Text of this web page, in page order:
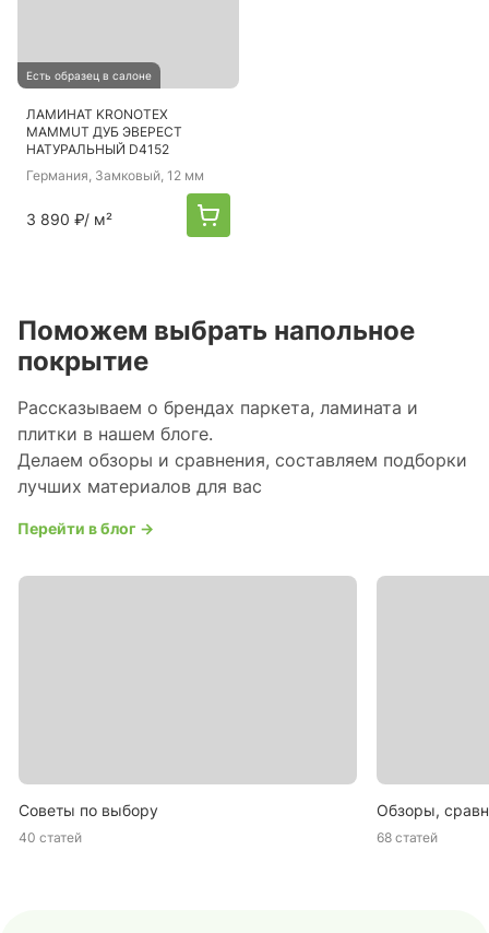
Есть образец в салоне
ЛАМИНАТ KRONOTEX
MAMMUT ДУБ ЭВЕРЕСТ
НАТУРАЛЬНЫЙ D4152
Германия, Замковый, 12 мм
3 890 ₽/ м²
Поможем выбрать напольное
покрытие
Рассказываем о брендах паркета, ламината и
плитки в нашем блоге.
Делаем обзоры и сравнения, составляем подборки
лучших материалов для вас
Перейти в блог →
Советы по выбору
40 статей
Обзоры,
68 статей